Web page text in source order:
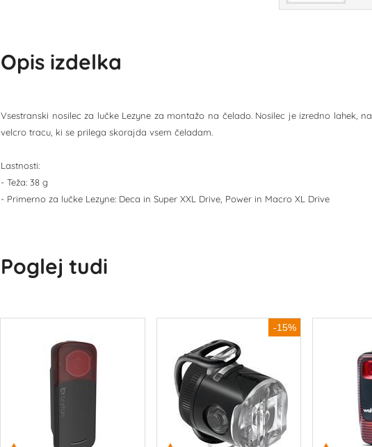
Opis izdelka
Vsestranski nosilec za lučke Lezyne za montažo na čelado. Nosilec je izredno lahek,
velcro tracu, ki se prilega skorajda vsem čeladam.
Lastnosti:
- Teža: 38 g
- Primerno za lučke Lezyne: Deca in Super XXL Drive, Power in Macro XL Drive
Poglej tudi
-15%